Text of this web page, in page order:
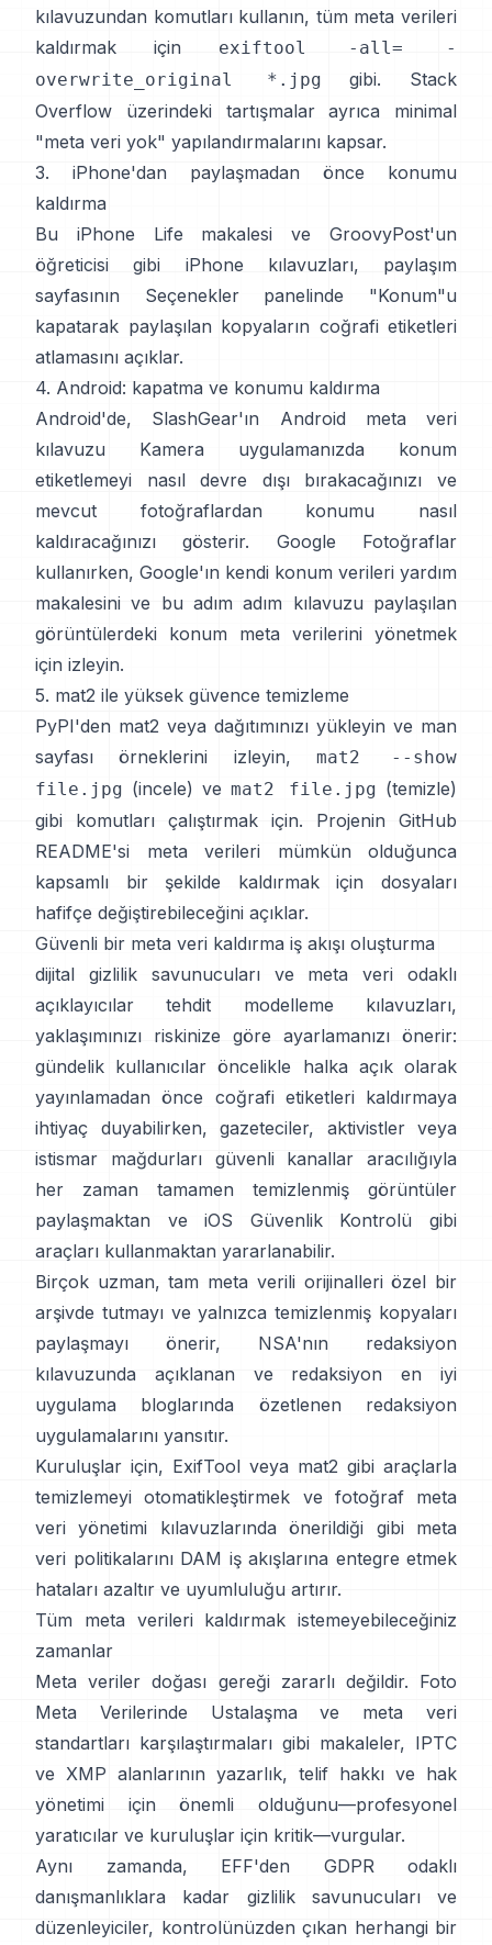
kılavuzundan komutları kullanın, tüm meta verileri
kaldırmak için
exiftool -all= -
overwrite_original *.jpg gibi.
Stack
Overflow
üzerindeki tartışmalar ayrıca minimal
"meta veri yok" yapılandırmalarını kapsar.
3. iPhone'dan paylaşmadan önce konumu
kaldırma
Bu iPhone Life makalesi
ve
GroovyPost'un
öğreticisi
gibi iPhone kılavuzları, paylaşım
sayfasının Seçenekler panelinde "Konum"u
kapatarak paylaşılan kopyaların coğrafi etiketleri
atlamasını açıklar.
4. Android: kapatma ve konumu kaldırma
Android'de,
SlashGear'ın Android meta veri
kılavuzu
Kamera uygulamanızda konum
etiketlemeyi nasıl devre dışı bırakacağınızı ve
mevcut fotoğraflardan konumu nasıl
kaldıracağınızı gösterir. Google Fotoğraflar
kullanırken, Google'ın kendi konum verileri yardım
makalesini ve bu adım adım kılavuzu paylaşılan
görüntülerdeki konum meta verilerini yönetmek
için izleyin.
5. mat2 ile yüksek güvence temizleme
PyPI'den mat2 veya dağıtımınızı yükleyin ve man
sayfası örneklerini
izleyin, mat2 --show
file.jpg (incele) ve mat2 file.jpg (temizle)
gibi komutları çalıştırmak için. Projenin GitHub
README'si
meta verileri mümkün olduğunca
kapsamlı bir şekilde kaldırmak için dosyaları
hafifçe değiştirebileceğini açıklar.
Güvenli bir meta veri kaldırma iş akışı oluşturma
dijital gizlilik savunucuları
ve
meta veri odaklı
açıklayıcılar
tehdit modelleme kılavuzları,
yaklaşımınızı riskinize göre ayarlamanızı önerir:
gündelik kullanıcılar öncelikle halka açık olarak
yayınlamadan önce coğrafi etiketleri kaldırmaya
ihtiyaç duyabilirken, gazeteciler, aktivistler veya
istismar mağdurları güvenli kanallar aracılığıyla
her zaman tamamen temizlenmiş görüntüler
paylaşmaktan ve iOS
Güvenlik Kontrolü
gibi
araçları kullanmaktan yararlanabilir.
Birçok uzman, tam meta verili orijinalleri özel bir
arşivde tutmayı ve yalnızca temizlenmiş kopyaları
paylaşmayı önerir,
NSA'nın redaksiyon
kılavuzunda
açıklanan ve
redaksiyon en iyi
uygulama bloglarında
özetlenen redaksiyon
uygulamalarını yansıtır.
Kuruluşlar için, ExifTool veya mat2 gibi araçlarla
temizlemeyi otomatikleştirmek ve fotoğraf meta
veri yönetimi kılavuzlarında
önerildiği gibi meta
veri politikalarını DAM iş akışlarına entegre etmek
hataları azaltır ve uyumluluğu artırır.
Tüm meta verileri kaldırmak istemeyebileceğiniz
zamanlar
Meta veriler doğası gereği zararlı değildir. Foto
Meta Verilerinde Ustalaşma
ve
meta veri
standartları karşılaştırmaları gibi makaleler, IPTC
ve XMP alanlarının yazarlık, telif hakkı ve hak
yönetimi için önemli olduğunu—profesyonel
yaratıcılar ve kuruluşlar için kritik—vurgular.
Aynı zamanda,
EFF'den
GDPR odaklı
danışmanlıklara
kadar gizlilik savunucuları ve
düzenleyiciler, kontrolünüzden çıkan herhangi bir